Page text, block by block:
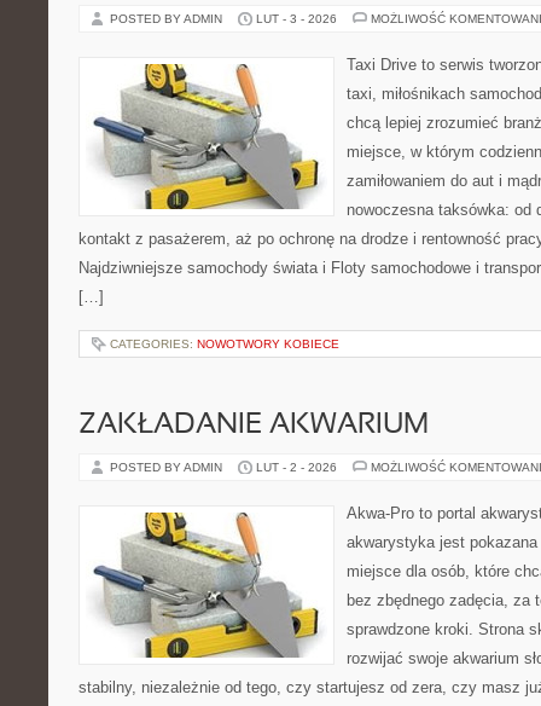
POSTED BY ADMIN LUT - 3 - 2026 MOŻLIWOŚĆ
Taxi Drive to serwis
taxi, miłośnikach
chcą lepiej zrozumieć
miejsce, w którym
zamiłowaniem do aut i
nowoczesna taksówka: od
kontakt z pasażerem, aż po ochronę na drodze i rentowność
Najdziwniejsze samochody świata i Floty samochodowe i
[…]
CATEGORIES: NOWOTWORY KOBIECE
ZAKŁADANIE AKWARIUM
POSTED BY ADMIN LUT - 2 - 2026 MOŻLIWOŚĆ
Akwa-Pro to portal
akwarystyka jest
miejsce dla osób, które
bez zbędnego zadęcia, za
sprawdzone kroki. Strona
rozwijać swoje akwarium
stabilny, niezależnie od tego, czy startujesz od zera, czy masz